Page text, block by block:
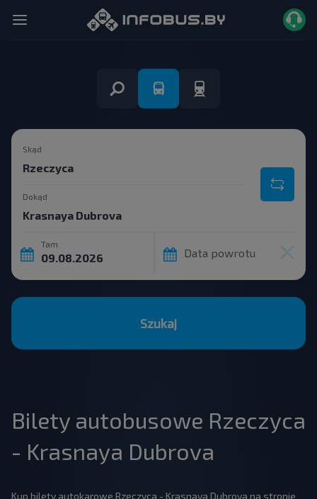
Skąd
Dokąd
Tam
Data powrotu
Szukaj
Bilety autobusowe Rzeczyca
- Krasnaya Dubrova
Kup bilety autokarowe Rzeczyca - Krasnaya Dubrova na stronie